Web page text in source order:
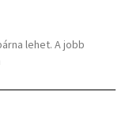
lehet. A jobb